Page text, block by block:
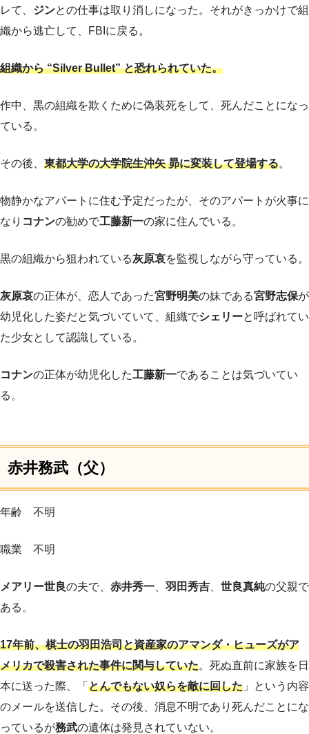
レて、 ジンとの仕事は取り消しになった。それがきっかけで組
織から逃亡して、FBIに戻る。
組織から “Silver Bullet” と恐れられていた。
作中、黒の組織を欺くために偽装死をして、死んだことになっ
ている。
その後、 東都大学の大学院生沖矢 昴に変装して登場する。
物静かなアパートに住む予定だったが、そのアパートが火事に
なり コナンの勧めで工藤新一の家に住んでいる。
黒の組織から狙われている灰原哀を監視しながら守っている。
灰原哀の正体が、恋人であった宮野明美の妹である宮野志保が
幼児化した姿だと気づいていて、組織でシェリーと呼ばれてい
た少女として認識している。
コナンの正体が幼児化した工藤新一であることは気づいてい
る。
赤井務武 （父）
年齢 不明
職業 不明
メアリー世良の夫で、 赤井秀一 羽田秀吉 世良真純の父親で
ある。
17年前、棋士の羽田浩司と資産家のアマンダ・ヒューズがア
メリカで殺害された事件に関与していた。死ぬ直前に家族を日
本に送った際、「 とんでもない奴らを敵に回した 」という内容
のメールを送信した。その後、消息不明であり死んだことにな
っているが務武の遺体は発見されていない。